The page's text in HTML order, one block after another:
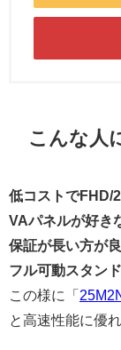
こんな人
低コストでFHD/
VAパネルが好き
保証が長い方が
フル可動スタン
この様に「
と高速性能に優